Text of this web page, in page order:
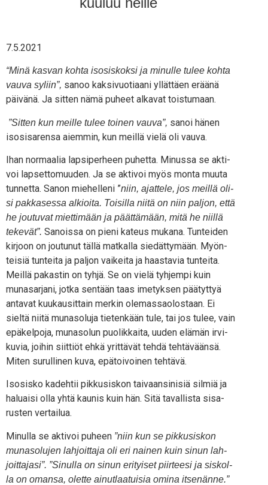
7.5.2021
“Minä kas­van koh­ta iso­sis­kok­si ja minul­le tulee koh­ta
vau­va syliin”, sanoo kak­si­vuo­ti­aa­ni yllät­täen erää­nä
päi­vä­nä. Ja sit­ten nämä puheet alka­vat toistumaan.
”Sit­ten kun meil­le tulee toi­nen vau­va”, sanoi hänen
iso­si­sa­ren­sa aiem­min, kun meil­lä vie­lä oli vauva.
Ihan nor­maa­lia lap­si­per­heen puhet­ta. Minus­sa se akti­
voi lap­set­to­muu­den. Ja se akti­voi myös mon­ta muu­ta
tun­net­ta. Sanon mie­hel­le­ni ”niin, ajat­te­le, jos meil­lä oli­
si pak­ka­ses­sa alkioi­ta. Toi­sil­la nii­tä on niin pal­jon, että
he jou­tu­vat miet­ti­mään ja päät­tä­mään, mitä he niil­lä
teke­vät”. Sanois­sa on pie­ni kateus muka­na. Tun­tei­den
kir­joon on jou­tu­nut täl­lä mat­kal­la sie­dät­ty­mään. Myön­
tei­siä tun­tei­ta ja pal­jon vai­kei­ta ja haas­ta­via tun­tei­ta.
Meil­lä pakas­tin on tyh­jä. Se on vie­lä tyh­jem­pi kuin
muna­sar­ja­ni, jot­ka sen­tään taas ime­tyk­sen pää­tyt­tyä
anta­vat kuu­kausit­tain mer­kin ole­mas­sao­los­taan. Ei
siel­tä nii­tä muna­so­lu­ja tie­ten­kään tule, tai jos tulee, vain
epä­kel­po­ja, muna­so­lun puo­lik­kai­ta, uuden elä­män irvi­
ku­via, joi­hin siit­tiöt ehkä yrit­tä­vät teh­dä teh­tä­vään­sä.
Miten surul­li­nen kuva, epä­toi­voi­nen tehtävä.
Iso­sis­ko kadeh­tii pik­kusis­kon tai­vaan­si­ni­siä sil­miä ja
haluai­si olla yhtä kau­nis kuin hän. Sitä taval­lis­ta sisa­
rus­ten vertailua.
Minul­la se akti­voi puheen ”niin kun se pik­kusis­kon
muna­so­lu­jen lah­joit­ta­ja oli eri nai­nen kuin sinun lah­
joit­ta­ja­si”. ”Sinul­la on sinun eri­tyi­set piir­tee­si ja sis­kol­
la on oman­sa, olet­te ainut­laa­tui­sia omi­na itse­nän­ne.”